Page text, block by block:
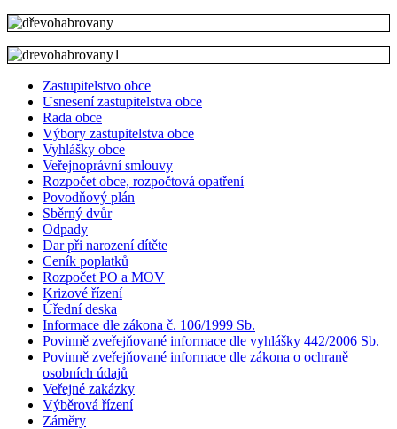
Zastupitelstvo obce
Usnesení zastupitelstva obce
Rada obce
Výbory zastupitelstva obce
Vyhlášky obce
Veřejnoprávní smlouvy
Rozpočet obce, rozpočtová opatření
Povodňový plán
Sběrný dvůr
Odpady
Dar při narození dítěte
Ceník poplatků
Rozpočet PO a MOV
Krizové řízení
Úřední deska
Informace dle zákona č. 106/1999 Sb.
Povinně zveřejňované informace dle vyhlášky 442/2006 Sb.
Povinně zveřejňované informace dle zákona o ochraně
osobních údajů
Veřejné zakázky
Výběrová řízení
Záměry